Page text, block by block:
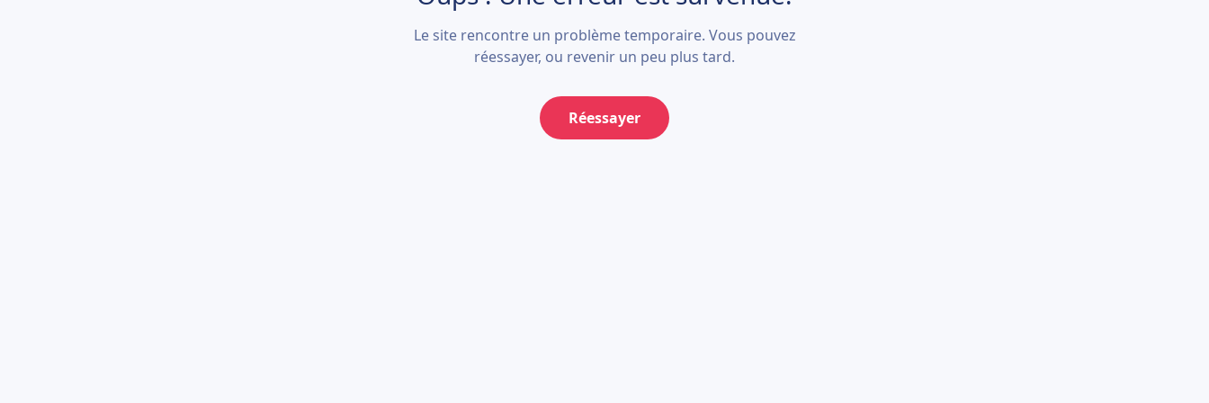
Le site rencontre un problème temporaire. Vous pouvez
réessayer, ou revenir un peu plus tard.
Réessayer